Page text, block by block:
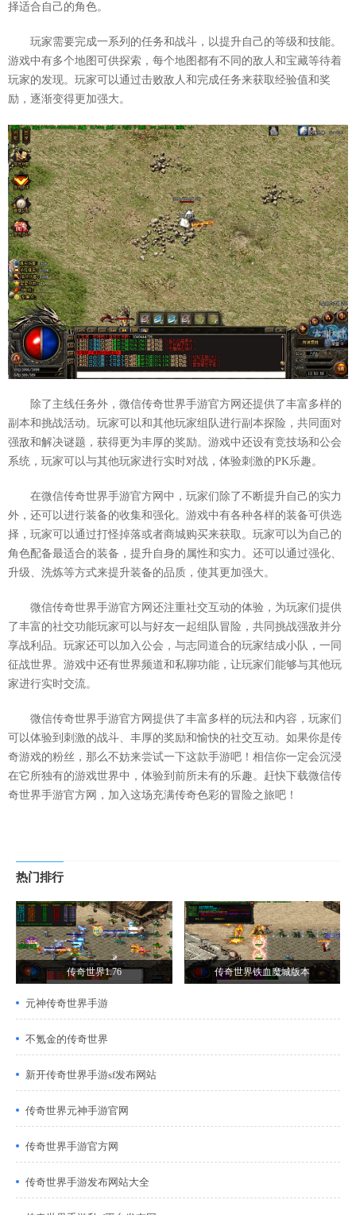
择适合自己的角色。
玩家需要完成一系列的任务和战斗，以提升自己的等级和技能。
游戏中有多个地图可供探索，每个地图都有不同的敌人和宝藏等待着
玩家的发现。玩家可以通过击败敌人和完成任务来获取经验值和奖
励，逐渐变得更加强大。
除了主线任务外，微信传奇世界手游官方网还提供了丰富多样的
副本和挑战活动。玩家可以和其他玩家组队进行副本探险，共同面对
强敌和解决谜题，获得更为丰厚的奖励。游戏中还设有竞技场和公会
系统，玩家可以与其他玩家进行实时对战，体验刺激的PK乐趣。
在微信传奇世界手游官方网中，玩家们除了不断提升自己的实力
外，还可以进行装备的收集和强化。游戏中有各种各样的装备可供选
择，玩家可以通过打怪掉落或者商城购买来获取。玩家可以为自己的
角色配备最适合的装备，提升自身的属性和实力。还可以通过强化、
升级、洗炼等方式来提升装备的品质，使其更加强大。
微信传奇世界手游官方网还注重社交互动的体验，为玩家们提供
了丰富的社交功能玩家可以与好友一起组队冒险，共同挑战强敌并分
享战利品。玩家还可以加入公会，与志同道合的玩家结成小队，一同
征战世界。游戏中还有世界频道和私聊功能，让玩家们能够与其他玩
家进行实时交流。
微信传奇世界手游官方网提供了丰富多样的玩法和内容，玩家们
可以体验到刺激的战斗、丰厚的奖励和愉快的社交互动。如果你是传
奇游戏的粉丝，那么不妨来尝试一下这款手游吧！相信你一定会沉浸
在它所独有的游戏世界中，体验到前所未有的乐趣。赶快下载微信传
奇世界手游官方网，加入这场充满传奇色彩的冒险之旅吧！
热门排行
传奇世界1.76 传奇世界铁血魔城版本
元神传奇世界手游
不氪金的传奇世界
新开传奇世界手游sf发布网站
传奇世界元神手游官网
传奇世界手游官方网
传奇世界手游发布网站大全